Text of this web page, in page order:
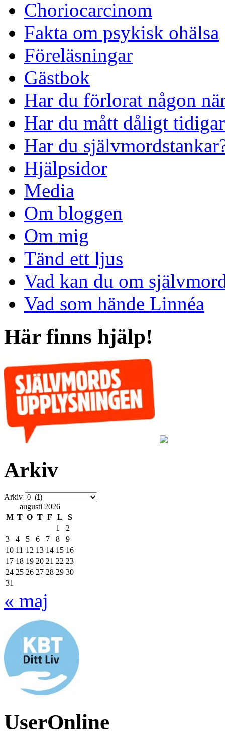
Choriocarcinom
Fakta om psykisk ohälsa
Föreläsningar
Gästbok
Har du förlorat någon
Har du mått dåligt
Har du
Hjälpsidor
Media
Om bloggen
Om mig
Tänd ett ljus
Vad kan du om
Vad som hände Linnéa
Här finns hjälp!
Arkiv
Arkiv
augusti 2026
M T O T F L
S
1
2
3
4 5 6 7 8
9
10 11 12 13 14 15 16
17 18 19 20 21 22 23
24 25 26 27 28 29 30
31
« maj
UserOnline